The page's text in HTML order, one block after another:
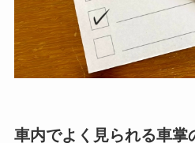
車内でよく見られる車掌